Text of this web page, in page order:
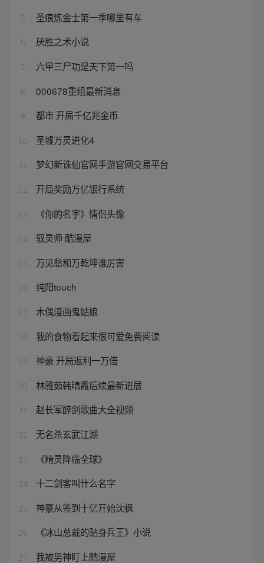
5 圣痕炼金士第一季哪里有车
6 厌胜之术小说
7 六甲三尸功是天下第一吗
8 000678重组最新消息
9 都市 开局千亿兆金币
10 圣墟万灵进化4
梦幻新诛仙官网手游官网交易平台
12 开局奖励万亿银行系统
13 《你的名字》情侣头像
14 驭灵师 酷漫屋
15 万见愁和万乾坤谁厉害
16 纯阳touch
17 木偶漫画鬼姑娘
18 我的食物看起来很可爱免费阅读
19 神豪 开局返利一万倍
20 林雅茹韩晴霞后续最新进展
21 赵长军醉剑歌曲大全视频
22 无名杀玄武江湖
23 《精灵降临全球》
24 十二剑客叫什么名字
25 神豪从签到十亿开始沈枫
26 《冰山总裁的贴身兵王》小说
27 我被男神盯上酷漫屋